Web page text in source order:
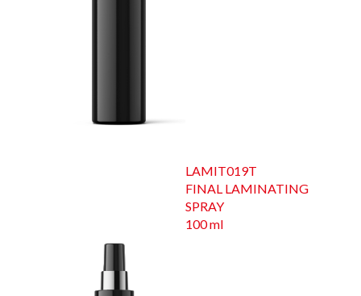
LAMIT019T
FINAL LAMINATING
SPRAY
100 ml